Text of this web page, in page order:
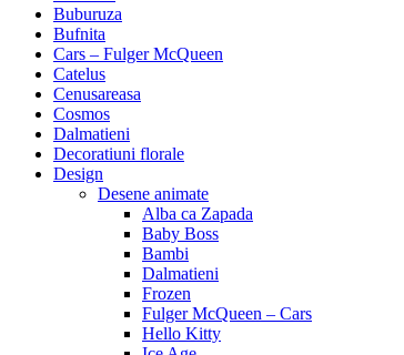
Buburuza
Bufnita
Cars – Fulger McQueen
Catelus
Cenusareasa
Cosmos
Dalmatieni
Decoratiuni florale
Design
Desene animate
Alba ca Zapada
Baby Boss
Bambi
Dalmatieni
Frozen
Fulger McQueen – Cars
Hello Kitty